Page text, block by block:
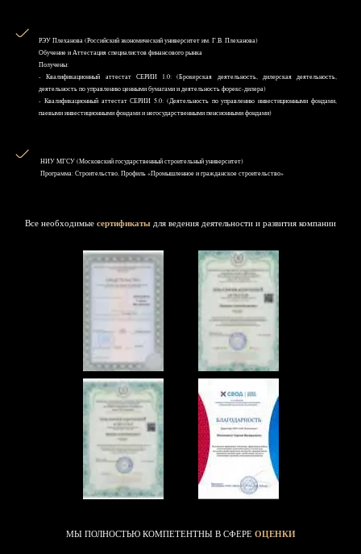
РЭУ Плеханова (Российский экономический университет им. Г.В. Плеханова)
Обучение и Аттестация специалистов финансового рынка
Получены:
- Квалификационный аттестат СЕРИИ 1.0: (Брокерская деятельность, дилерская деятельность,
деятельность по управлению ценными бумагами и деятельность форекс-дилера)
- Квалификационный аттестат СЕРИИ 5.0: (Деятельность по управлению инвестиционными фондами,
паевыми инвестиционными фондами и негосударственными пенсионными фондами)
НИУ MГСУ (Московский государственный строительный университет)
Программа: Строительство, Профиль «Промышленное и гражданское строительство»
Все необходимые сертификаты для ведения деятельности и развития компании
МЫ ПОЛНОСТЬЮ КОМПЕТЕНТНЫ В СФЕРЕ ОЦЕНКИ